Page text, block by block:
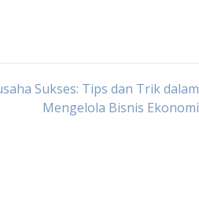
Sukses: Tips dan Trik dalam
Mengelola Bisnis Ekonomi